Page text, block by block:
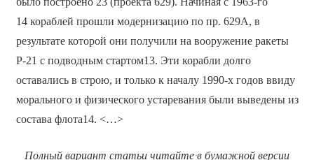
14 кораблей прошли модернизацию по пр. 629А, в
результате которой они получили на вооружение ракеты
Р-21 с подводным стартом13. Эти корабли долго
оставались в строю, и только к началу 1990-х годов ввиду
морального и физического устаревания были выведены из
состава флота14. <…>
Полный вариант статьи читайте в бумажной версии